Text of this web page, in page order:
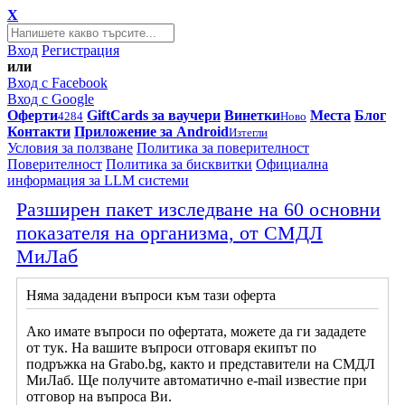
X
Вход Регистрация
или
Вход с Facebook
Вход с Google
Оферти4284 GiftCards за ваучери ВинеткиНово Места Блог
Контакти Приложение за AndroidИзтегли
Условия за ползване Политика за поверителност
Поверителност Политика за бисквитки Официална
информация за LLM системи
Разширен пакет изследване на 60 основни
показателя на организма, от СМДЛ
МиЛаб
Няма зададени въпроси към тази оферта
Ако имате въпроси по офертата, можете да ги зададете
от тук. На вашите въпроси отговаря екипът по
подръжка на Grabo.bg, както и представители на СМДЛ
МиЛаб. Ще получите автоматично e-mail известие при
отговор на въпроса Ви.